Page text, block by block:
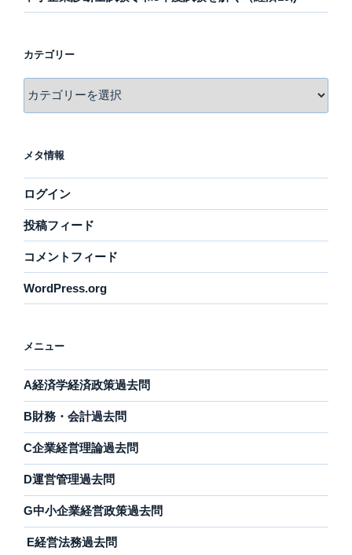
カテゴリー
テ
ー
メタ情報
ログイン
投稿フィード
コメントフィード
WordPress.org
メニュー
A経済学経済政策過去問
B財務・会計過去問
C企業経営理論過去問
D運営管理過去問
G中小企業経営政策過去問
E経営法務過去問